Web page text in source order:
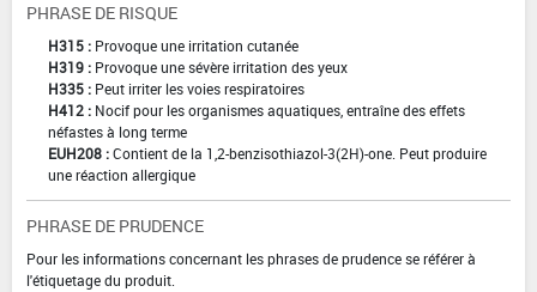
PHRASE DE RISQUE
H315 : Provoque une irritation cutanée
H319 : Provoque une sévère irritation des yeux
H335 : Peut irriter les voies respiratoires
H412 : Nocif pour les organismes aquatiques, entraîne des effets
néfastes à long terme
EUH208 :Contient de la 1,2-benzisothiazol-3(2H)-one. Peut produire
une réaction allergique
PHRASE DE PRUDENCE
Pour les informations concernant les phrases de prudence se référer à
l'étiquetage du produit.